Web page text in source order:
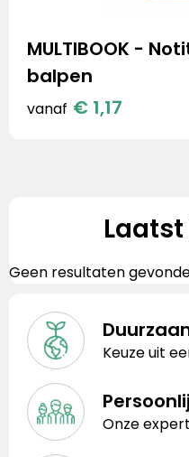
MULTIBOOK -
balpen
vanaf € 1,17
Geen resultaten
Keuze uit
Onze